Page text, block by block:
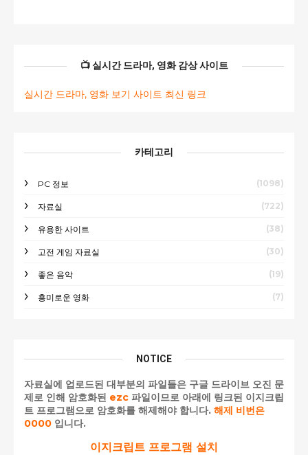
📺 실시간 드라마, 영화 감상 사이트
실시간 드라마, 영화 보기 사이트 최신 링크
카테고리
PC 정보 (1098)
자료실 (722)
유용한 사이트 (38)
고전 게임 자료실 (30)
좋은 음악 (19)
흥미로운 영화 (7)
NOTICE
자료실에 업로드된 대부분의 파일들은 구글 드라이브 오진 문
제로 인해 암호화된 ezc 파일이므로 아래에 링크된 이지크립
트 프로그램으로 암호화를 해제해야 합니다. 해제 비번은
0000 입니다.
이지크립트 프로그램 설치